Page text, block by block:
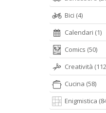
Bici (4)
Calendari (1)
Comics (50)
Creatività
Cucina (58)
Enigmistica